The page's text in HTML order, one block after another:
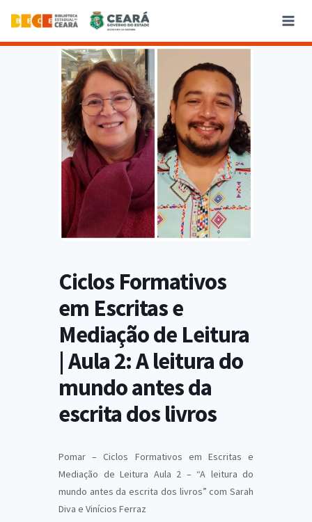
Ciclos Formativos
em Escritas e
Mediação de Leitura
| Aula 2: A leitura do
mundo antes da
escrita dos livros
Pomar – Ciclos Formativos em Escritas e
Mediação de Leitura Aula 2 – “A leitura do
mundo antes da escrita dos livros” com Sarah
Diva e Vinícios Ferraz